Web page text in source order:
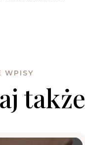
WPISY
także